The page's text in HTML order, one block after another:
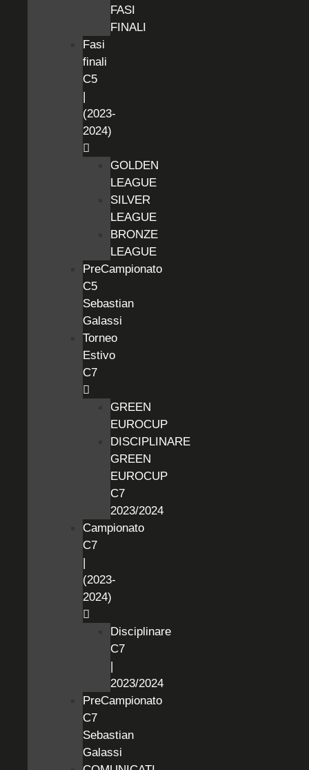
FASI
FINALI
Fasi
finali
C5
|
(2023-
2024)
GOLDEN
LEAGUE
SILVER
LEAGUE
BRONZE
LEAGUE
PreCampionato
C5
Sebastian
Galassi
Torneo
Estivo
C7
GREEN
EUROCUP
DISCIPLINARE
GREEN
EUROCUP
C7
2023/2024
Campionato
C7
|
(2023-
2024)
Disciplinare
C7
|
2023/2024
PreCampionato
C7
Sebastian
Galassi